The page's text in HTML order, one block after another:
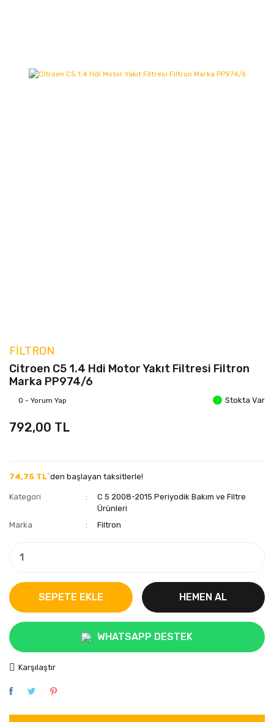
FILTRON
Citroen C5 1.4 Hdi Motor Yakıt Filtresi Filtron
Marka PP974/6
0 - Yorum Yap Stokta Var
792,00 TL
74,75 TL`den başlayan taksitlerle!
Kategori
C 5 2008-2015 Periyodik Bakım ve Filtre
Ürünleri
Marka
Filtron
SEPETE EKLE HEMEN AL
WHATSAPP DESTEK
Karşılaştır